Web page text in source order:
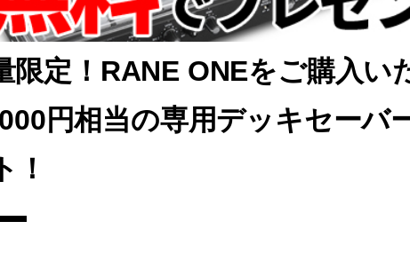
定！RANE ONEをご購入い
円相当の専用デッキセーバ
！